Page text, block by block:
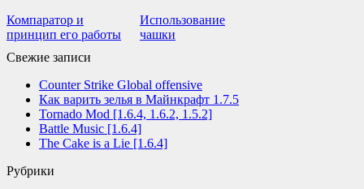
Компаратор и
принцип его работы
Использование
чашки
Свежие записи
Counter Strike Global offensive
Как варить зелья в Майнкрафт 1.7.5
Tornado Mod [1.6.4, 1.6.2, 1.5.2]
Battle Music [1.6.4]
The Cake is a Lie [1.6.4]
Рубрики